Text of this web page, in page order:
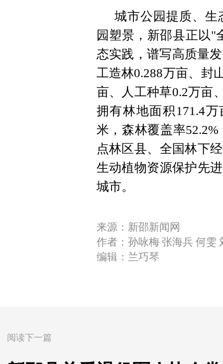
城市公园提质、生
园塑景，新邵县正以"
态实践，谱写高质量
工造林0.288万亩、封
亩、人工种草0.2万亩
拥有林地面积171.4
米，森林覆盖率
点林区县、全国林下
生动植物资源保护先
城市。
来源：新邵新闻网
作者：孙咏梅 张海兵 何雯
编辑：兰巧琴
阅读下一篇